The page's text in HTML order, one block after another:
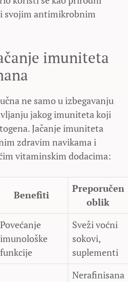
svojim antimikrobnim
imuniteta
ne samo u izbegavanju
jakog imuniteta koji
Jačanje imuniteta
zdravim navikama i
vitaminskim dodacima:
Benefiti
Preporučen
oblik
Povećanje
imunološke
funkcije
Sveži voćni
sokovi,
suplementi
Nerafinisana